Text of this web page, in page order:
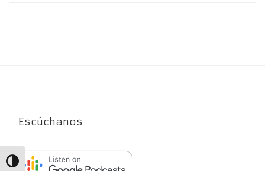
Alternar alto contraste
Escúchanos